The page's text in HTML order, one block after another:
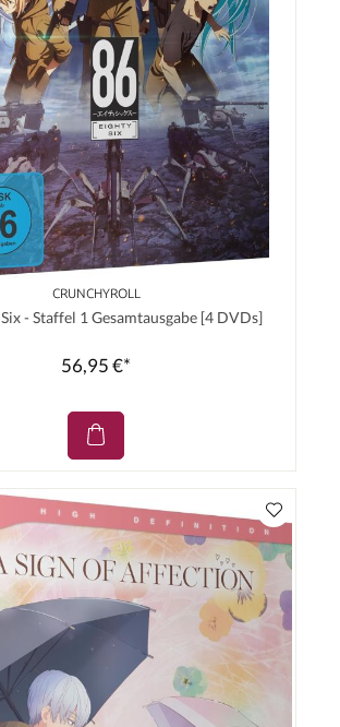
CRUNCHYROLL
- Staffel 1 Gesamtausgabe [4 DVDs]
56,95 €*